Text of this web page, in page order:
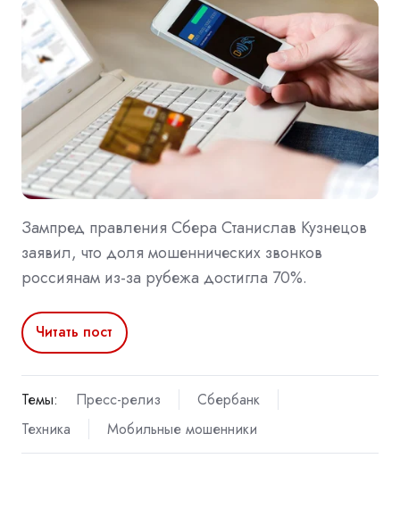
Зампред правления Сбера Станислав Кузнецов
заявил, что доля мошеннических звонков
россиянам из-за рубежа достигла 70%.
Читать пост
Темы: Пресс-релиз
Сбербанк
Техника
Мобильные мошенники